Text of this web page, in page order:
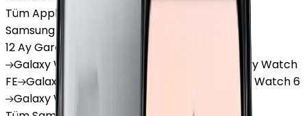
Tüm Apple Watch'lar
Samsung Watch
12 Ay Garanti
GalaxyWatch 7 Watch Ultra GalaxyWatch
FE Galaxy Galaxy GalaxyWatch 6
GalaxyWatch8